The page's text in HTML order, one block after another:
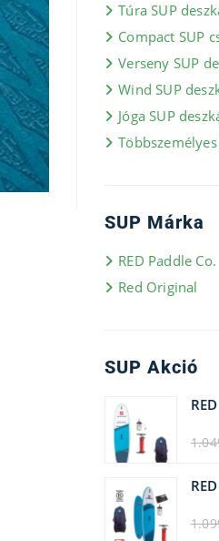
Túra SUP
Compact SUP
Verseny SUP
Wind SUP
Jóga SUP
SUP Márka
RED Paddle Co.
Red Original
SUP Akció